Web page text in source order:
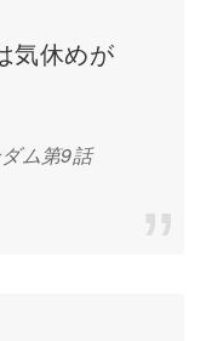
気休めが
ム第9話